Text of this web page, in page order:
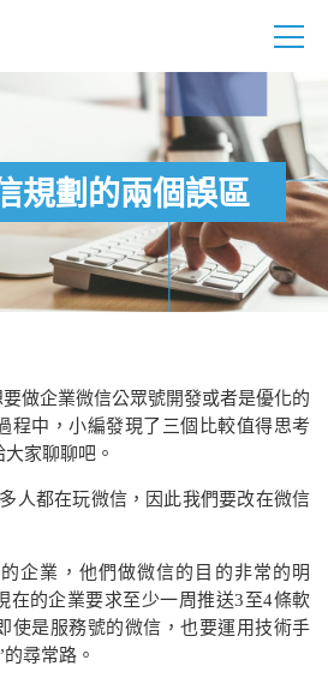
規劃的兩個誤區
做企業微信公眾號開發或者是優化的
程中，小編發現了三個比較值得思考
家聊聊吧。
都在玩微信，因此我們要改在微信
業，他們做微信的目的非常的明
在的企業要求至少一周推送3 至4條軟
使是服務號的微信，也要運用技術手
尋常路。